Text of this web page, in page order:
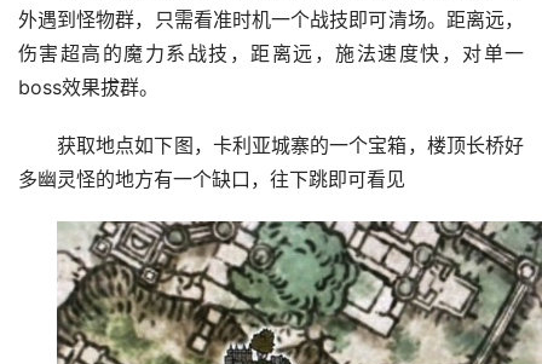
外遇到怪物群，只需看准时机一个战技即可清场。距离远，
伤害超高的魔力系战技，距离远，施法速度快，对单一
boss效果拔群。
获取地点如下图，卡利亚城寨的一个宝箱，楼顶长桥好
多幽灵怪的地方有一个缺口，往下跳即可看见